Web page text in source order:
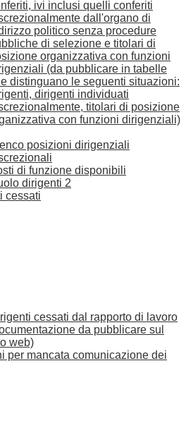
ivi inclusi quelli conferiti
dall'organo di
politico senza procedure
di selezione e titolari di
organizzativa con funzioni
(da pubblicare in tabelle
distinguano le seguenti situazioni:
dirigenti individuati
titolari di posizione
con funzioni dirigenziali)
posizioni dirigenziali
di funzione disponibili
dirigenti 2
cessati
cessati dal rapporto di lavoro
da pubblicare sul
web)
per mancata comunicazione dei